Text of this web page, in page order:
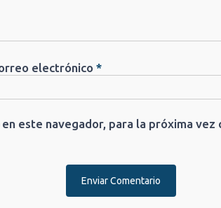
electrónico*
este navegador, para la próxima vez